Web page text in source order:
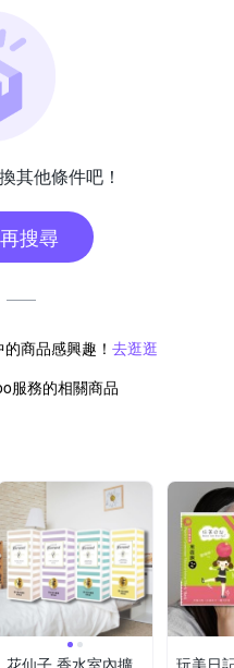
其他條件吧！
搜尋
商品感興趣！ 去逛逛
服務的相關商品